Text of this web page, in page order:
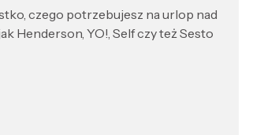
czego potrzebujesz na urlop nad
Henderson, YO!, Self czy też Sesto